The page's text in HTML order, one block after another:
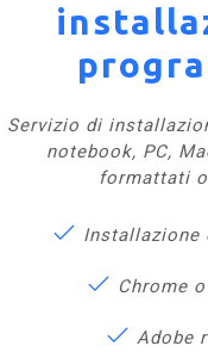
Servizio di
notebook, PC,
formattati
Installazione
Chrome
Adobe